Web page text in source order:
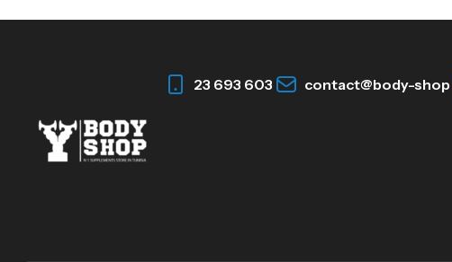
23 693 603 contact@body-shop